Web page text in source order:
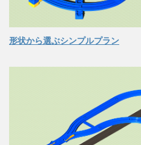
形状から選ぶシンプルプラン